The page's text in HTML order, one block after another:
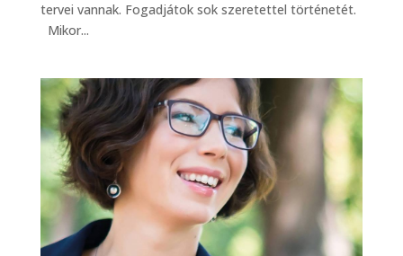
tervei vannak. Fogadjátok sok szeretettel történetét.
Mikor...